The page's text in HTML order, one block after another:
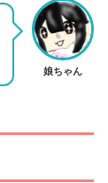
娘ちゃん